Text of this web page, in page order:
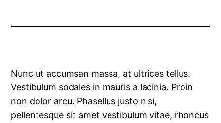
Nunc ut accumsan massa, at ultrices tellus.
Vestibulum sodales in mauris a lacinia. Proin
non dolor arcu. Phasellus justo nisi,
pellentesque sit amet vestibulum vitae, rhoncus